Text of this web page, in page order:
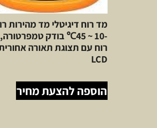
מד רוח דיגיטלי מד מהירות
-10 ~ 45℃ בודק
רוח עם תצוגת תאורה
LCD
הוספה להצעת מחיר